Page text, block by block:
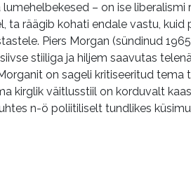
– on ise
ta räägib kohati endale vastu,
Piers Morgan (sündinud
stiiliga ja hiljem saavutas
on sageli kritiseeritud
kirglik väitlusstiil on korduvalt
n-ö poliitiliselt tundlikes